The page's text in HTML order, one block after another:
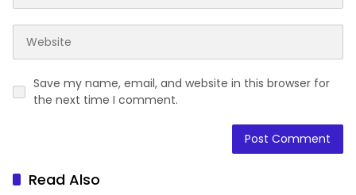
Save my name, email, and website in this browser for
the next time I comment.
Read Also